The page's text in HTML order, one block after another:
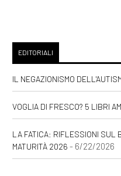
Tinazzi:
[04]Una
Febbraio 2021
EDITORIALI
IL NEGAZIONISMO
VOGLIA DI FRESCO? 5 LIBRI
LA FATICA: RIFLESSIONI SUL
MATURITÀ 2026 - 6/22/2026